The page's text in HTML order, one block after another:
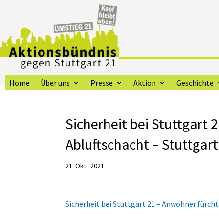
Home Über uns Presse Aktion Geschichte
Sicherheit bei Stuttgart
Abluftschacht –
21. Okt.. 2021
Sicherheit bei Stuttgart 21 – Anwohner